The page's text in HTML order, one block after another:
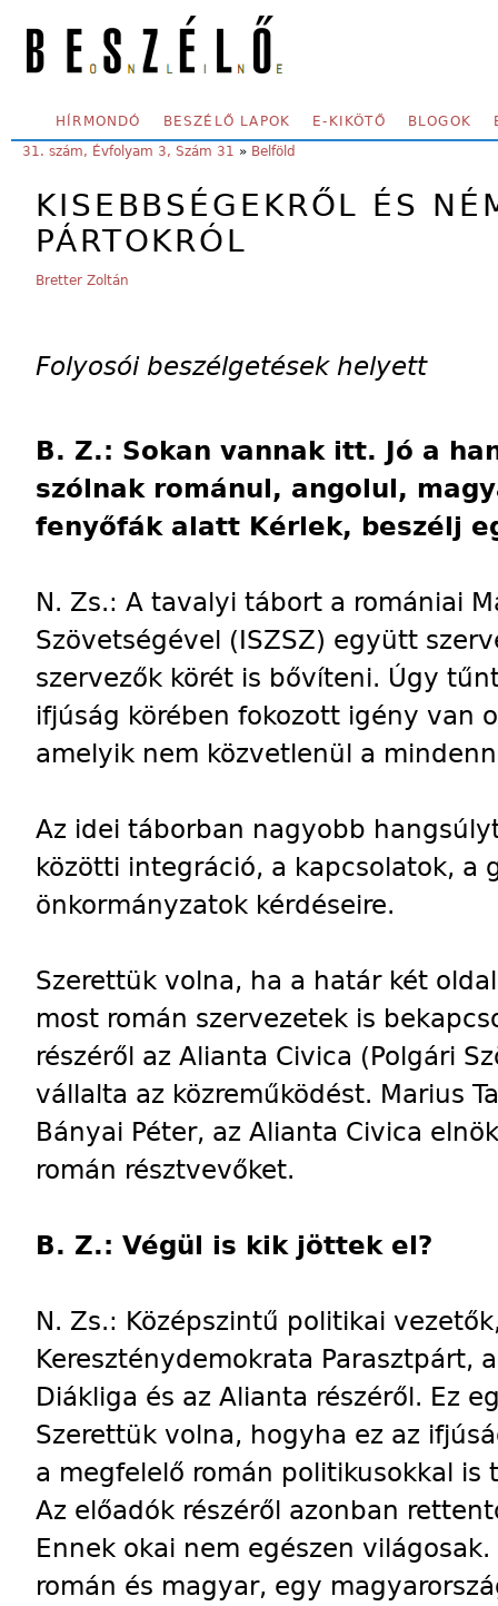
SECONDARY MENU
HÍRMONDÓ BESZÉLŐ LAPOK E-KIKÖTŐ BLOGOK
YOU ARE HERE:
31. szám, Évfolyam 3, Szám 31 » Belföld
KISEBBSÉGEKRŐL ÉS
PÁRTOKRÓL
Bretter Zoltán
Folyosói beszélgetések helyett
B. Z.: Sokan vannak itt. Jó a
szólnak románul, angolul,
fenyőfák alatt Kérlek, beszélj
N. Zs.: A tavalyi tábort a romániai
Szövetségével (ISZSZ) együtt
szervezők körét is bővíteni. Úgy
ifjúság körében fokozott igény van
amelyik nem közvetlenül a
Az idei táborban nagyobb
közötti integráció, a kapcsolatok, a
önkormányzatok kérdéseire.
Szerettük volna, ha a határ két
most román szervezetek is
részéről az Alianta Civica (Polgári
vállalta az közreműködést. Marius
Bányai Péter, az Alianta Civica
román résztvevőket.
B. Z.: Végül is kik jöttek el?
N. Zs.: Középszintű politikai
Kereszténydemokrata Parasztpárt,
Diákliga és az Alianta részéről. Ez
Szerettük volna, hogyha ez az
a megfelelő román politikusokkal
Az előadók részéről azonban
Ennek okai nem egészen
román és magyar, egy